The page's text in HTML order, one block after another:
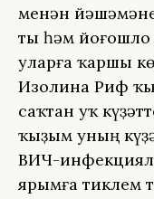
менән
ты һәм йоғошло
уларға ҡаршы
Изолина Риф
саҡтан уҡ
ҡыҙым уның
ВИЧ-
ярымға тиклем